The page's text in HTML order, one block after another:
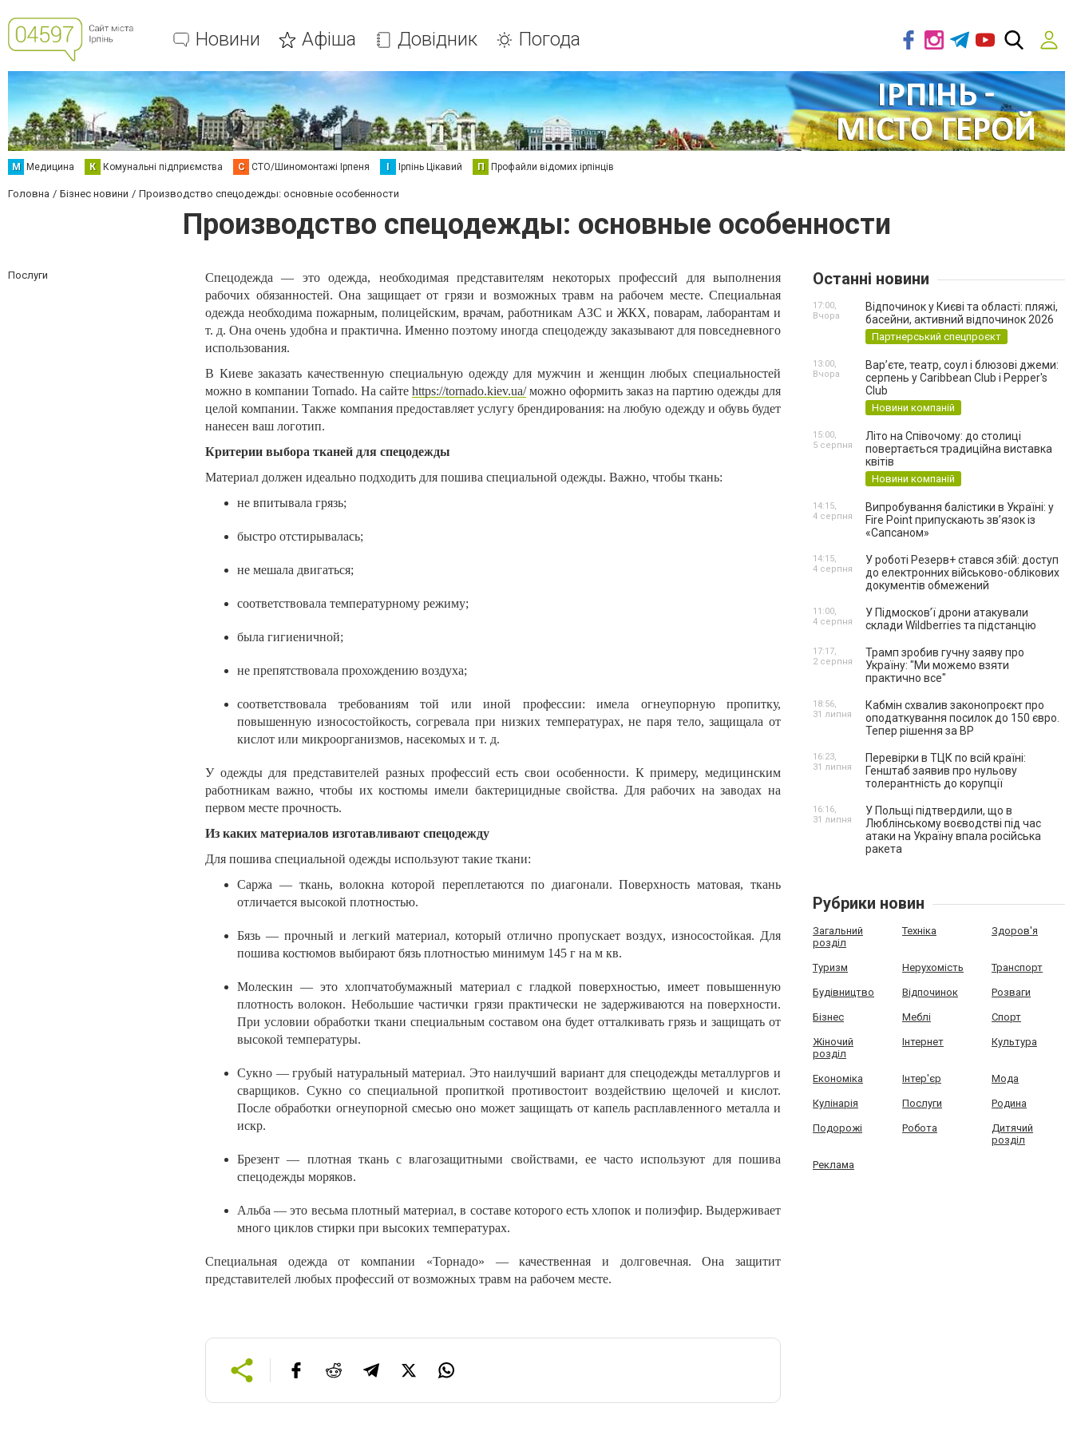
Новини Афіша Довідник Погода
М Медицина К Комунальні підприємства С СТО/Шиномонтажі Ірпеня І Ірпінь Цікавий П Профайли відомих ірпінців
Головна Бізнес новини Производство спецодежды: основные особенности
Производство спецодежды: основные особенности
Послуги
Спецодежда — это одежда, необходимая представителям некоторых профессий для выполнения
рабочих обязанностей. Она защищает от грязи и возможных травм на рабочем месте. Специальная
одежда необходима пожарным, полицейским, врачам, работникам АЗС и ЖКХ, поварам, лаборантам и
т. д. Она очень удобна и практична. Именно поэтому иногда спецодежду заказывают для повседневного
использования.
В Киеве заказать качественную специальную одежду для мужчин и женщин любых специальностей
можно в компании Tornado. На сайте https://tornado.kiev.ua/можно оформить заказ на партию одежды для
целой компании. Также компания предоставляет услугу брендирования: на любую одежду и обувь будет
нанесен ваш логотип.
Критерии выбора тканей для спецодежды
Материал должен идеально подходить для пошива специальной одежды. Важно, чтобы ткань:
не впитывала грязь;
быстро отстирывалась;
не мешала двигаться;
соответствовала температурному режиму;
была гигиеничной;
не препятствовала прохождению воздуха;
соответствовала требованиям той или иной профессии: имела огнеупорную пропитку,
повышенную износостойкость, согревала при низких температурах, не паря тело, защищала от
кислот или микроорганизмов, насекомых и т. д.
У одежды для представителей разных профессий есть свои особенности. К примеру, медицинским
работникам важно, чтобы их костюмы имели бактерицидные свойства. Для рабочих на заводах на
первом месте прочность.
Из каких материалов изготавливают спецодежду
Для пошива специальной одежды используют такие ткани:
Саржа — ткань, волокна которой переплетаются по диагонали. Поверхность матовая, ткань
отличается высокой плотностью.
Бязь — прочный и легкий материал, который отлично пропускает воздух, износостойкая. Для
пошива костюмов выбирают бязь плотностью минимум 145 г на м кв.
Молескин — это хлопчатобумажный материал с гладкой поверхностью, имеет повышенную
плотность волокон. Небольшие частички грязи практически не задерживаются на поверхности.
При условии обработки ткани специальным составом она будет отталкивать грязь и защищать от
высокой температуры.
Сукно — грубый натуральный материал. Это наилучший вариант для спецодежды металлургов и
сварщиков. Сукно со специальной пропиткой противостоит воздействию щелочей и кислот.
После обработки огнеупорной смесью оно может защищать от капель расплавленного металла и
искр.
Брезент — плотная ткань с влагозащитными свойствами, ее часто используют для пошива
спецодежды моряков.
Альба — это весьма плотный материал, в составе которого есть хлопок и полиэфир. Выдерживает
много циклов стирки при высоких температурах.
Специальная одежда от компании «Торнадо» — качественная и долговечная. Она защитит
представителей любых профессий от возможных травм на рабочем месте.
Останні новини
Відпочинок у Києві та області: пляжі,
басейни, активний відпочинок 2026
Партнерський спецпроєкт
17:00,
Вчора
Вар’єте, театр, соул і блюзові джеми:
серпень у Caribbean Club і Pepper's
Club
Новини компаній
13:00,
Вчора
Літо на Співочому: до столиці
повертається традиційна виставка
квітів
Новини компаній
15:00,
5 серпня
Випробування балістики в Україні: у
Fire Point припускають зв’язок із
«Сапсаном»
14:15,
4 серпня
У роботі Резерв+ стався збій: доступ
до електронних військово-облікових
документів обмежений
14:15,
4 серпня
У Підмосков’ї дрони атакували
склади Wildberries та підстанцію
11:00,
4 серпня
Трамп зробив гучну заяву про
Україну: "Ми можемо взяти
практично все"
17:17,
2 серпня
Кабмін схвалив законопроєкт про
оподаткування посилок до 150 євро.
Тепер рішення за ВР
18:56,
31 липня
Перевірки в ТЦК по всій країні:
Генштаб заявив про нульову
толерантність до корупції
16:23,
31 липня
У Польщі підтвердили, що в
Люблінському воєводстві під час
атаки на Україну впала російська
ракета
16:16,
31 липня
Рубрики новин
Загальний
розділ
Техніка Здоров'я
Туризм Нерухомість Транспорт
Будівництво Відпочинок Розваги
Бізнес Меблі Спорт
Жіночий
розділ
Інтернет Культура
Економіка Інтер'єр Мода
Кулінарія Послуги Родина
Подорожі Робота
Дитячий
розділ
Реклама